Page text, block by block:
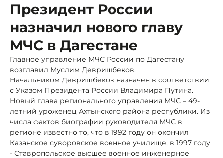
Президент России
назначил нового главу
МЧС в Дагестане
Главное управление МЧС России по Дагестану
возглавил Муслим Девришбеков.
Начальником Девришбеков назначен в соответствии
с Указом Президента России Владимира Путина.
Новый глава регионального управления МЧС – 49-
летний уроженец Ахтынского района республики. Из
числа фактов биографии руководителя МЧС в
регионе известно то, что в 1992 году он окончил
Казанское суворовское военное училище, в 1997 году
- Ставропольское высшее военное инженерное